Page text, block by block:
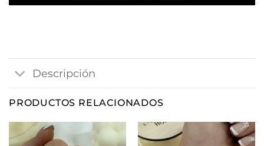
Descripción
PRODUCTOS RELACIONADOS